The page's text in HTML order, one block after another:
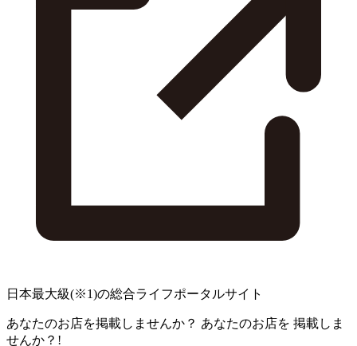
日本最大級(※1)の総合ライフポータルサイト
あなたのお店を掲載しませんか？ あなたのお店を 掲載しま
せんか？!